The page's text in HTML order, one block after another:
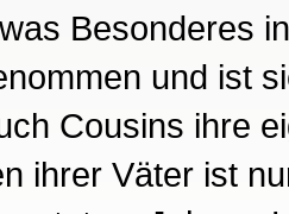
Besonderes
und ist
Cousins ihre
ihrer Väter ist